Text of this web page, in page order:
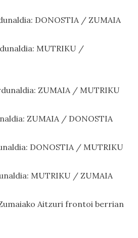
DONOSTIA / ZUMAIA
MUTRIKU /
ZUMAIA / MUTRIKU
ZUMAIA / DONOSTIA
DONOSTIA / MUTRIKU
MUTRIKU / ZUMAIA
Aitzuri frontoi berrian